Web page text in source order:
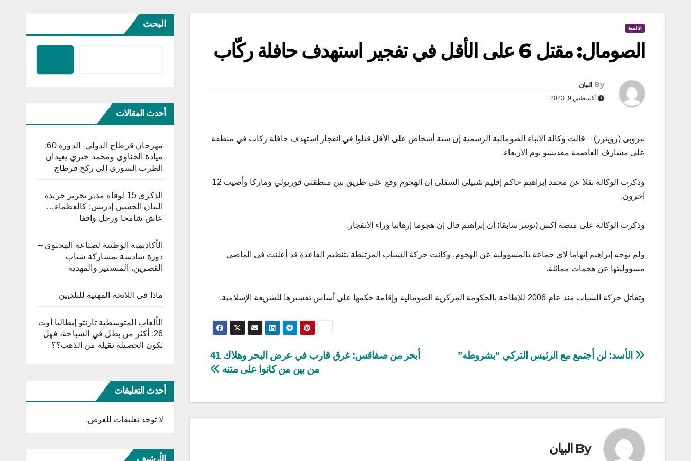
عالمية
الصومال: مقتل 6 على الأقل في تفجير استهدف حافلة ركّاب
By البيان
أغسطس 9, 2023
نيروبي (رويترز) – قالت وكالة الأنباء الصومالية الرسمية إن ستة أشخاص على الأقل قتلوا في انفجار استهدف حافلة ركاب في منطقة
على مشارف العاصمة مقديشو يوم الأربعاء.
وذكرت الوكالة نقلا عن محمد إبراهيم حاكم إقليم شبيلي السفلى إن الهجوم وقع على طريق بين منطقتي قوريولي وماركا وأصيب 12
آخرون.
وذكرت الوكالة على منصة إكس (تويتر سابقا) أن إبراهيم قال إن هجوما إرهابيا وراء الانفجار.
ولم يوجه إبراهيم اتهاما لأي جماعة بالمسؤولية عن الهجوم. وكانت حركة الشباب المرتبطة بتنظيم القاعدة قد أعلنت في الماضي
مسؤوليتها عن هجمات مماثلة.
وتقاتل حركة الشباب منذ عام 2006 للإطاحة بالحكومة المركزية الصومالية وإقامة حكمها على أساس تفسيرها للشريعة الإسلامية.
تصفّح
أبحر من صفاقس: غرق قارب في عرض البحر وهلاك 41
من بين من كانوا على متنه
الأسد: لن أجتمع مع الرئيس التركي “بشروطه”
By البيان
البحث
أحدث المقالات
مهرجان قرطاج الدولي- الدورة 60:
ميادة الحناوي ومحمد خيري يعيدان
الطرب السوري إلى ركح قرطاج
الذكرى 15 لوفاة مدير تحرير جريدة
البيان الحسين إدريس: كالعظماء…
عاش شامخا ورحل واقفا
الأكاديمية الوطنية لصناعة المحتوى –
دورة سادسة بمشاركة شباب
القصرين، المنستير والمهدية
ماذا في اللائحة المهنية للبلديين
الألعاب المتوسطية تارنتو إيطاليا أوت
26: أكثر من بطل في السباحة، فهل
تكون الحصيلة ثقيلة من الذهب؟؟
أحدث التعليقات
لا توجد تعليقات للعرض.